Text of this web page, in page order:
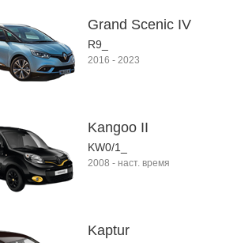
Grand Scenic IV
R9_
2016 - 2023
Kangoo II
KW0/1_
2008 - наст. время
Kaptur